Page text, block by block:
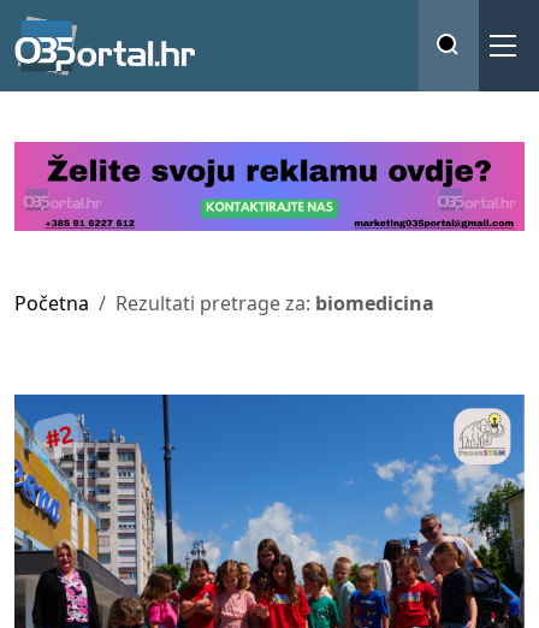
Početna Rezultati pretrage za: biomedicina